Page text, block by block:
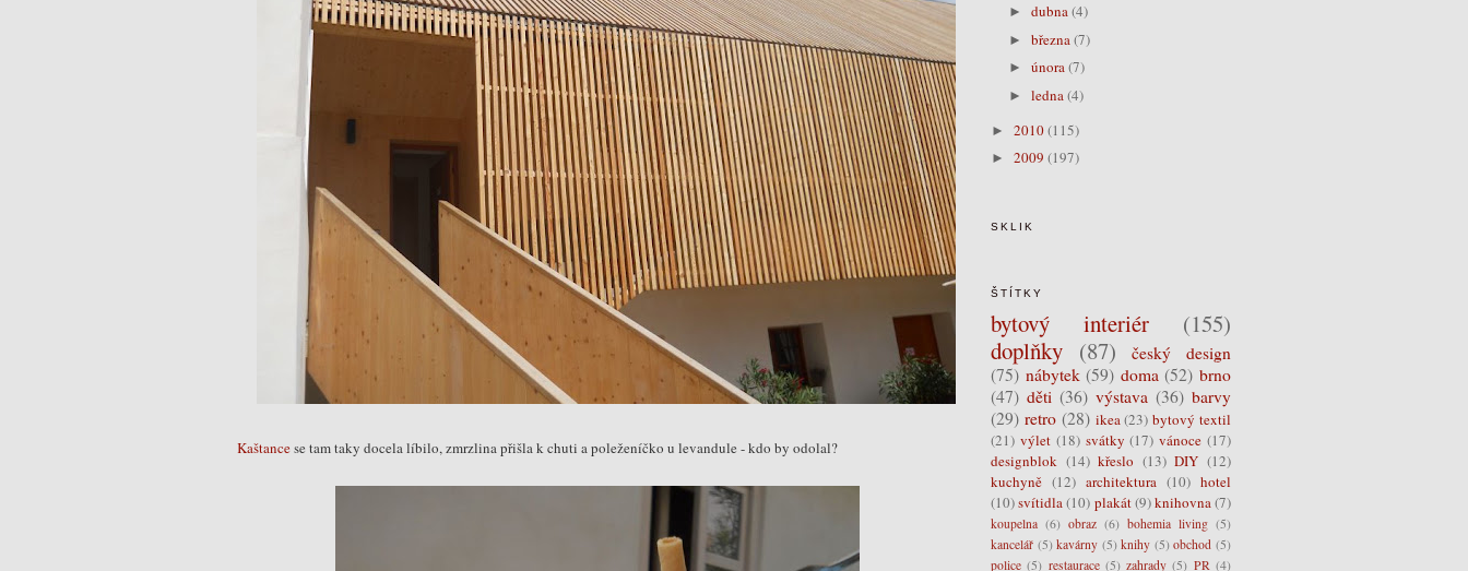
Kaštancese tam taky docela líbilo, zmrzlina přišla k chuti a poleženíčko u levandule - kdo by odolal?
► dubna(4)
► března (7)
► února(7)
► ledna (4)
► 2010(115)
► 2009 (197)
SKLIK
ŠTÍTKY
bytový interiér
(155)
doplňky (87)
český design
(75) nábytek (59) doma (52) brno
(47) děti (36) výstava (36) barvy
(29) retro (28) ikea (23) bytový textil
(21) výlet (18) svátky (17) vánoce (17)
designblok (14) křeslo (13) DIY (12)
kuchyně (12) architektura (10) hotel
(10)svítidla(10) plakát(9)knihovna(7)
koupelna (6) obraz (6) bohemia living (5)
kancelář (5) kavárny (5) knihy (5) obchod (5)
police (5) restaurace (5) zahrady (5) PR (4)